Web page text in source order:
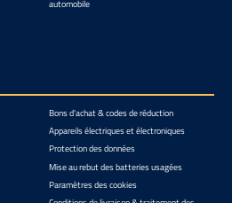
automobile
Bons d'achat & codes de réduction
Appareils électriques et électroniques
Protection des données
Mise au rebut des batteries usagées
Paramètres des cookies